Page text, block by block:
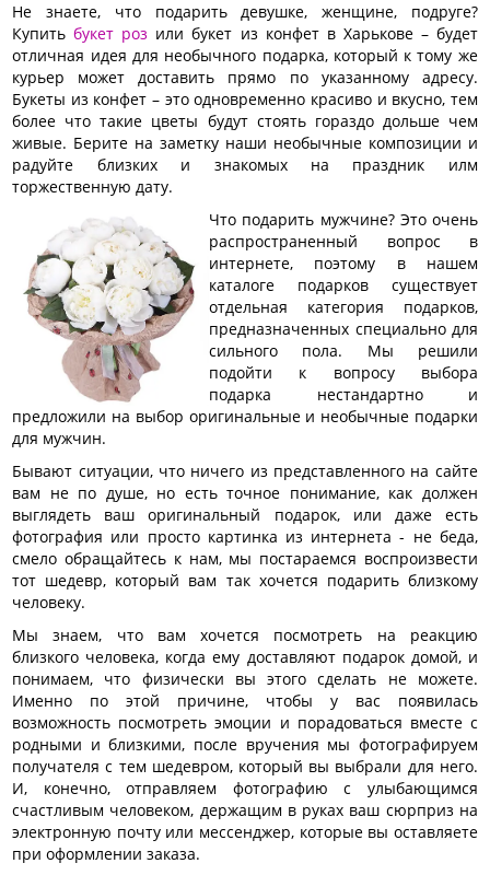
Не знаете, что подарить девушке, женщине, подруге?
Купитьбукет роз или букет из конфет в Харькове – будет
отличная идея для необычного подарка, который к тому же
курьер может доставить прямо по указанному адресу.
Букеты из конфет – это одновременно красиво и вкусно, тем
более что такие цветы будут стоять гораздо дольше чем
живые. Берите на заметку наши необычные композиции и
радуйте близких и знакомых на праздник илм
торжественную дату.
Что подарить мужчине? Это очень
распространенный вопрос в
интернете, поэтому в нашем
каталоге подарков существует
отдельная категория подарков,
предназначенных специально для
сильного пола. Мы решили
подойти к вопросу выбора
подарка нестандартно и
предложили на выбор оригинальные и необычные подарки
для мужчин.
Бывают ситуации, что ничего из представленного на сайте
вам не по душе, но есть точное понимание, как должен
выглядеть ваш оригинальный подарок, или даже есть
фотография или просто картинка из интернета - не беда,
смело обращайтесь к нам, мы постараемся воспроизвести
тот шедевр, который вам так хочется подарить близкому
человеку.
Мы знаем, что вам хочется посмотреть на реакцию
близкого человека, когда ему доставляют подарок домой, и
понимаем, что физически вы этого сделать не можете.
Именно по этой причине, чтобы у вас появилась
возможность посмотреть эмоции и порадоваться вместе с
родными и близкими, после вручения мы фотографируем
получателя с тем шедевром, который вы выбрали для него.
И, конечно, отправляем фотографию с улыбающимся
счастливым человеком, держащим в руках ваш сюрприз на
электронную почту или мессенджер, которые вы оставляете
при оформлении заказа.